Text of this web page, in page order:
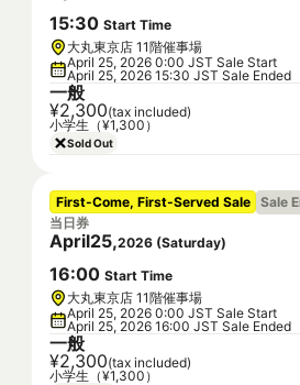
15:30 Start Time
大丸東京店 11階催事場
April 25, 2026 0:00 JST Sale Start
April 25, 2026 15:30 JST Sale Ended
一般
¥2,300(tax included)
小学生（¥1,300）
Sold Out
First-Come, First-Served Sale Sale
当日券
April25,2026 (Saturday)
16:00 Start Time
大丸東京店 11階催事場
April 25, 2026 0:00 JST Sale Start
April 25, 2026 16:00 JST Sale Ended
一般
¥2,300(tax included)
小学生（¥1,300）